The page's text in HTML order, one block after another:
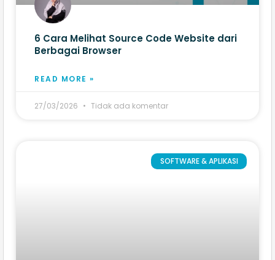
6 Cara Melihat Source Code Website​ dari
Berbagai Browser
READ MORE »
27/03/2026 Tidak ada komentar
SOFTWARE & APLIKASI